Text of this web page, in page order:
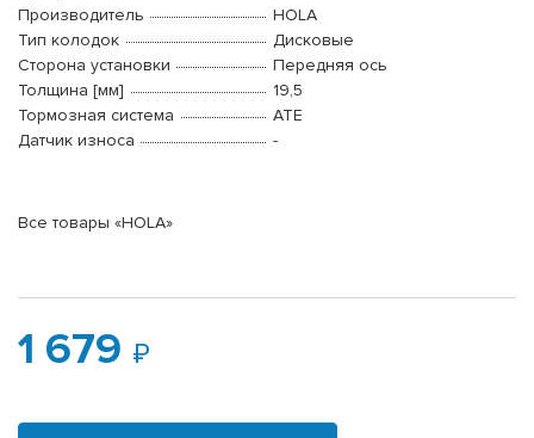
Производитель
HOLA
Тип колодок
Дисковые
Сторона установки
Передняя ось
Толщина [мм]
19,5
Тормозная система
ATE
Датчик износа
-
Все товары «HOLA»
1 679